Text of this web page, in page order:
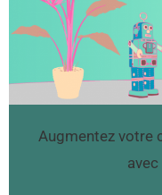
Augmentez votre